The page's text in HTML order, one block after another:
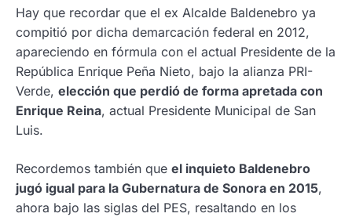
Hay que recordar que el ex Alcalde Baldenebro ya
compitió por dicha demarcación federal en 2012,
apareciendo en fórmula con el actual Presidente de la
República Enrique Peña Nieto, bajo la alianza PRI-
Verde, elección que perdió de forma apretada con
Enrique Reina, actual Presidente Municipal de San
Luis.
Recordemos también que el inquieto Baldenebro
jugó igual para la Gubernatura de Sonora en 2015,
ahora bajo las siglas del PES, resaltando en los